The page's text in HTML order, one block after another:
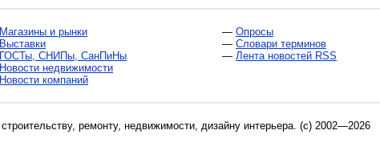
Магазины и рынки
Выставки
ГОСТы, СНИПы, СанПиНы
Новости недвижимости
Новости компаний
— Опросы
— Словари терминов
— Лента новостей RSS
строительству, ремонту, недвижимости, дизайну интерьера. (c) 2002—2026